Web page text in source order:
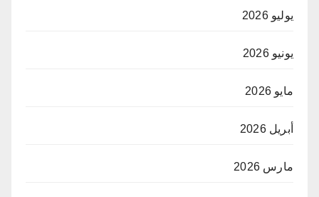
يوليو 2026
يونيو 2026
مايو 2026
أبريل 2026
مارس 2026